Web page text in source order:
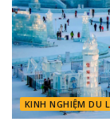
KINH NGHIỆM DU